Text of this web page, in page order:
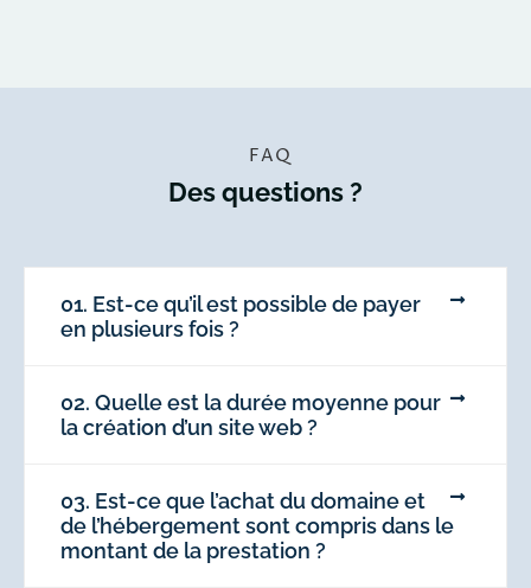
FAQ
Des questions ?
01. Est-ce qu’il est possible de payer
en plusieurs fois ?
02. Quelle est la durée moyenne pour
la création d’un site web ?
03. Est-ce que l’achat du domaine et
de l’hébergement sont compris dans le
montant de la prestation ?